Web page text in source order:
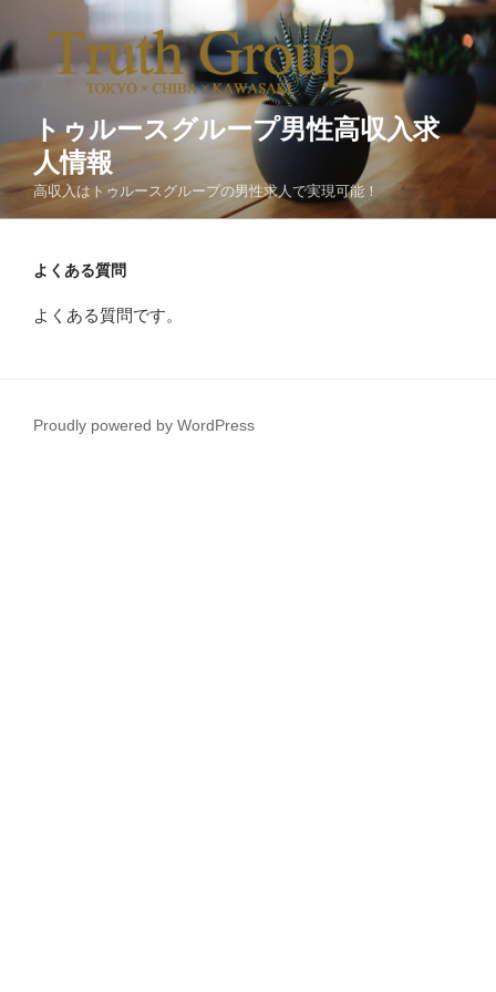
トゥルースグループ男性高収入求
人情報
高収入はトゥルースグループの男性求人で実現可能！
よくある質問
よくある質問です。
Proudly powered by WordPress